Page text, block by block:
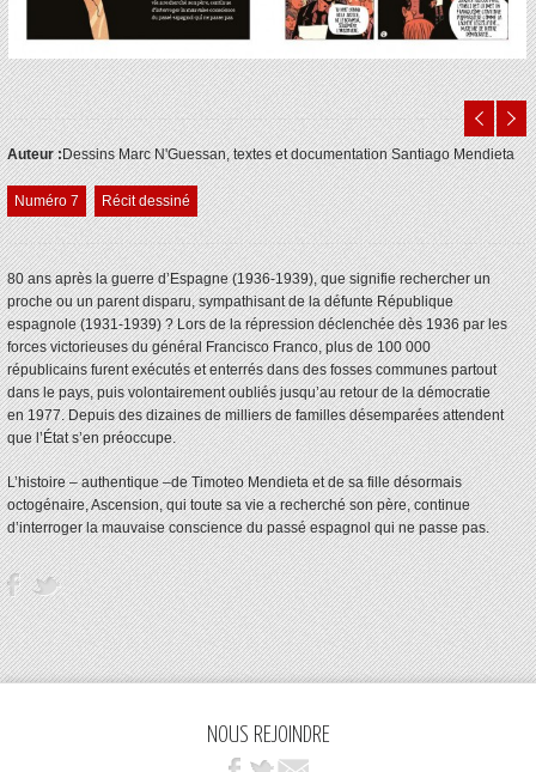
Auteur :Dessins Marc N'Guessan, textes et documentation Santiago Mendieta
Numéro 7 Récit dessiné
80 ans après la guerre d’Espagne (1936-1939), que signifie rechercher un
proche ou un parent disparu, sympathisant de la défunte République
espagnole (1931-1939) ? Lors de la répression déclenchée dès 1936 par les
forces victorieuses du général Francisco Franco, plus de 100 000
républicains furent exécutés et enterrés dans des fosses communes partout
dans le pays, puis volontairement oubliés jusqu’au retour de la démocratie
en 1977. Depuis des dizaines de milliers de familles désemparées attendent
que l’État s’en préoccupe.
L’histoire – authentique –de Timoteo Mendieta et de sa fille désormais
octogénaire, Ascension, qui toute sa vie a recherché son père, continue
d’interroger la mauvaise conscience du passé espagnol qui ne passe pas.
NOUS REJOINDRE